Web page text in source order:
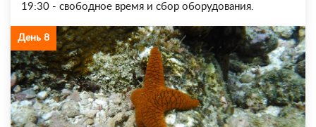
19:30 - свободное время и сбор оборудования.
День 8